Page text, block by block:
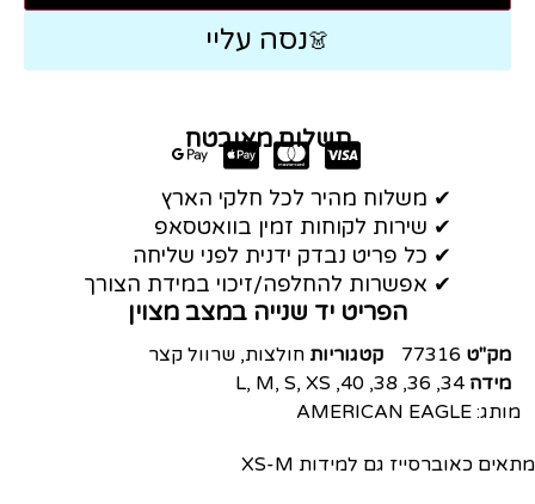
👗נסה עליי
תשלום מאובטח
✔ משלוח מהיר לכל חלקי הארץ
✔ שירות לקוחות זמין בוואטסאפ
✔ כל פריט נבדק ידנית לפני שליחה
✔ אפשרות להחלפה/זיכוי במידת הצורך
הפריט יד שנייה במצב מצוין
מק"ט 77316 קטגוריות חולצות, שרוול קצר
מידה 34
,
36
,
38
,
40
,
L, M, S, XS
מותג:AMERICAN EAGLE
מתאים כאוברסייז גם למידות XS-M